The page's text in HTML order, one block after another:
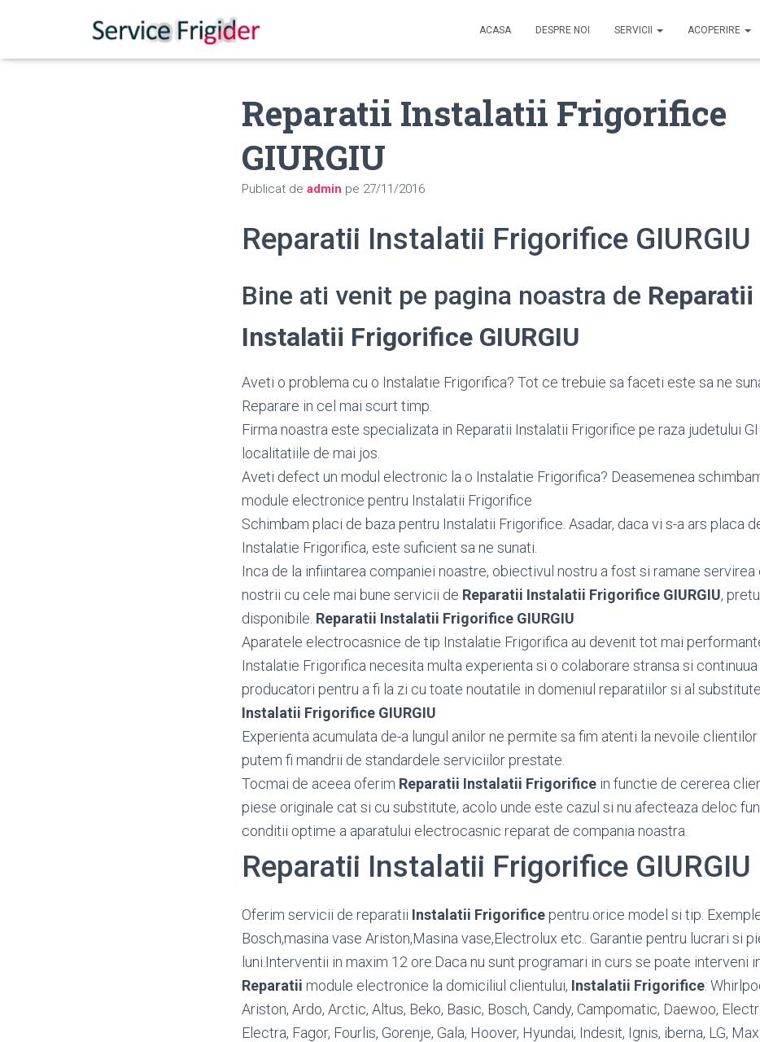
ACASA DESPRE NOI SERVICII ACOPERIRE
Reparatii Instalatii Frigorifice
GIURGIU
Publicat de admin pe 27/11/2016
Reparatii Instalatii Frigorifice GIURGIU
Bine ati venit pe pagina noastra de Reparatii
Instalatii Frigorifice GIURGIU
Aveti o problema cu o Instalatie Frigorifica? Tot ce trebuie sa faceti este sa ne
Reparare in cel mai scurt timp.
Firma noastra este specializata in Reparatii Instalatii Frigorifice pe raza judetului
localitatiile de mai jos.
Aveti defect un modul electronic la o Instalatie Frigorifica? Deasemenea
module electronice pentru Instalatii Frigorifice
Schimbam placi de baza pentru Instalatii Frigorifice. Asadar, daca vi s-a ars placa
Instalatie Frigorifica, este suficient sa ne sunati.
Inca de la infiintarea companiei noastre, obiectivul nostru a fost si ramane
nostrii cu cele mai bune servicii de Reparatii Instalatii Frigorifice GIURGIU,
disponibile. Reparatii Instalatii Frigorifice GIURGIU
Aparatele electrocasnice de tip Instalatie Frigorifica au devenit tot mai
Instalatie Frigorifica necesita multa experienta si o colaborare stransa si
producatori pentru a fi la zi cu toate noutatile in domeniul reparatiilor si al
Instalatii Frigorifice GIURGIU
Experienta acumulata de-a lungul anilor ne permite sa fim atenti la nevoile
putem fi mandrii de standardele serviciilor prestate.
Tocmai de aceea oferim Reparatii Instalatii Frigorifice in functie de cererea
piese originale cat si cu substitute, acolo unde este cazul si nu afecteaza deloc
conditii optime a aparatului electrocasnic reparat de compania noastra.
Reparatii Instalatii Frigorifice GIURGIU
Oferim servicii de reparatii Instalatii Frigorifice pentru orice model si tip.
Bosch,masina vase Ariston,Masina vase,Electrolux etc.. Garantie pentru lucrari si
luni.Interventii in maxim 12 ore.Daca nu sunt programari in curs se poate interveni
Reparatii module electronice la domiciliul clientului, Instalatii Frigorifice:
Ariston, Ardo, Arctic, Altus, Beko, Basic, Bosch, Candy, Campomatic, Daewoo,
Electra, Fagor, Fourlis, Gorenje, Gala, Hoover, Hyundai, Indesit, Ignis, iberna, LG,